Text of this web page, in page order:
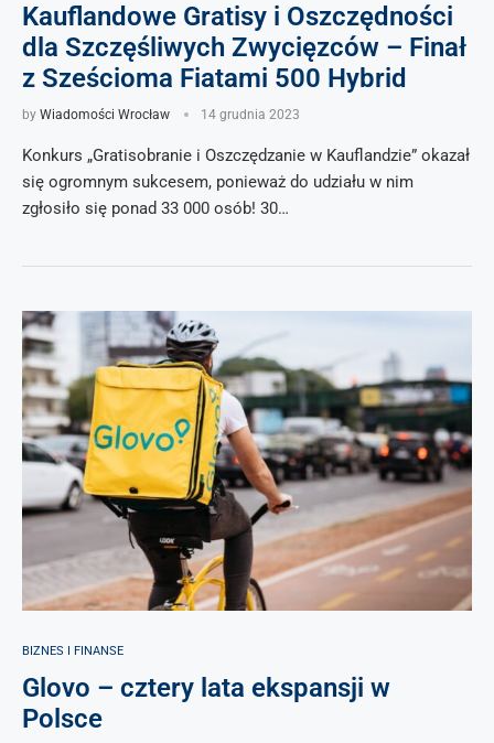
Kauflandowe Gratisy i Oszczędności
dla Szczęśliwych Zwycięzców – Finał
z Sześcioma Fiatami 500 Hybrid
by Wiadomości Wrocław 14 grudnia 2023
Konkurs „Gratisobranie i Oszczędzanie w Kauflandzie” okazał
się ogromnym sukcesem, ponieważ do udziału w nim
zgłosiło się ponad 33 000 osób! 30…
BIZNES I FINANSE
Glovo – cztery lata ekspansji w
Polsce